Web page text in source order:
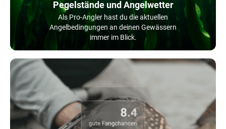
Pegelstände und Angelwetter
Als Pro-Angler hast du die aktuellen
Angelbedingungen an deinen Gewässern
immer im Blick.